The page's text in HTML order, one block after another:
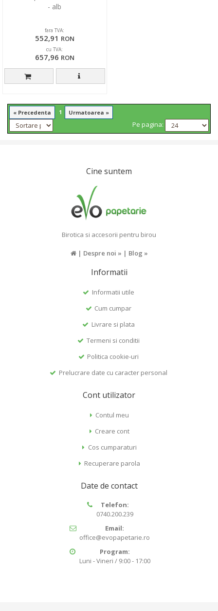
- alb
fara TVA:
552,91 RON
cu TVA:
657,96 RON
« Precedenta 1 Urmatoarea »
Pe pagina:
Cine suntem
Birotica si accesorii pentru birou
| Despre noi » | Blog »
Informatii
Informatii utile
Cum cumpar
Livrare si plata
Termeni si conditii
Politica cookie-uri
Prelucrare date cu caracter personal
Cont utilizator
Contul meu
Creare cont
Cos cumparaturi
Recuperare parola
Date de contact
Telefon:
0740.200.239
Email:
office@evopapetarie.ro
Program:
Luni - Vineri / 9:00 - 17:00